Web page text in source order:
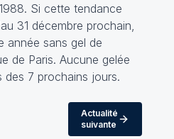
Si cette tendance
31 décembre prochain,
année sans gel de
de Paris. Aucune gelée
7 prochains jours.
Actualité
suivante